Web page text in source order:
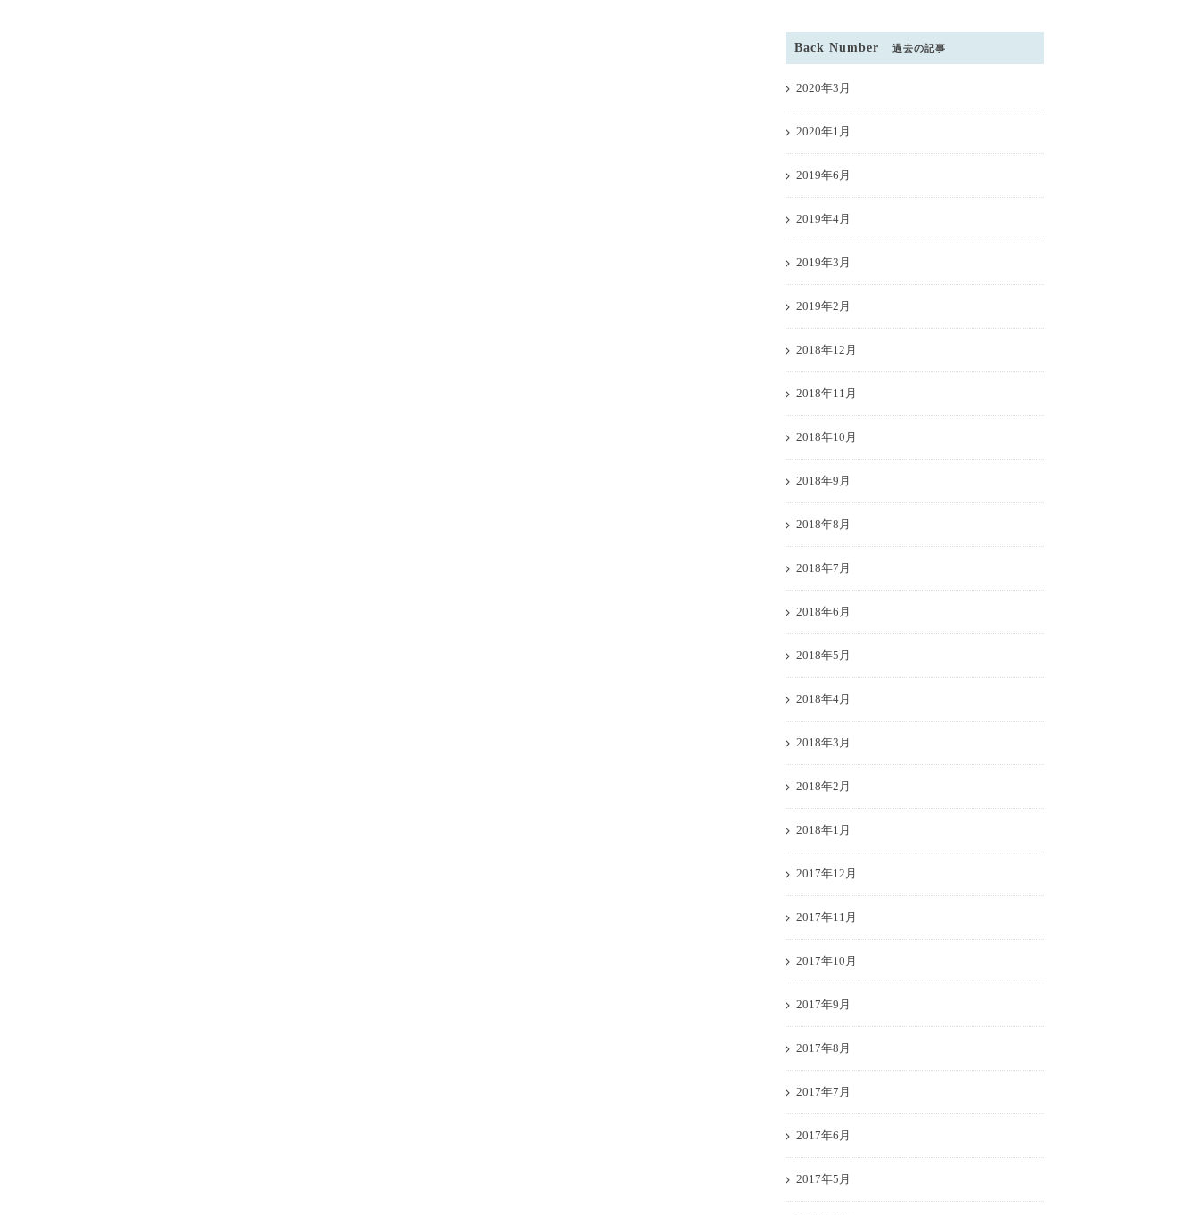
Back Number 過去の記事
2020年3月
2020年1月
2019年6月
2019年4月
2019年3月
2019年2月
2018年12月
2018年11月
2018年10月
2018年9月
2018年8月
2018年7月
2018年6月
2018年5月
2018年4月
2018年3月
2018年2月
2018年1月
2017年12月
2017年11月
2017年10月
2017年9月
2017年8月
2017年7月
2017年6月
2017年5月